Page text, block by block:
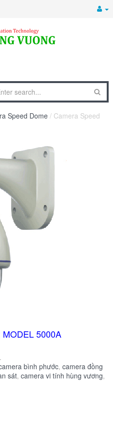
Speed Dome / Camera Speed
5000A
.
bình phước, camera đồng
sát, camera vi tính hùng vương,